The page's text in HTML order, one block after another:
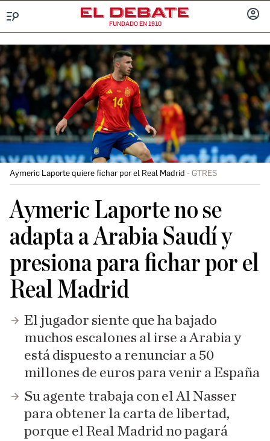
FUNDADO EN 1910
Aymeric Laporte quiere fichar por el Real Madrid GTRES
Aymeric Laporte no se
adapta a Arabia Saudí y
presiona para fichar por el
Real Madrid
El jugador siente que ha bajado
muchos escalones al irse a Arabia y
está dispuesto a renunciar a 50
millones de euros para venir a España
Su agente trabaja con el Al Nasser
para obtener la carta de libertad,
porque el Real Madrid no pagará